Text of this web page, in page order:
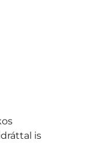
is